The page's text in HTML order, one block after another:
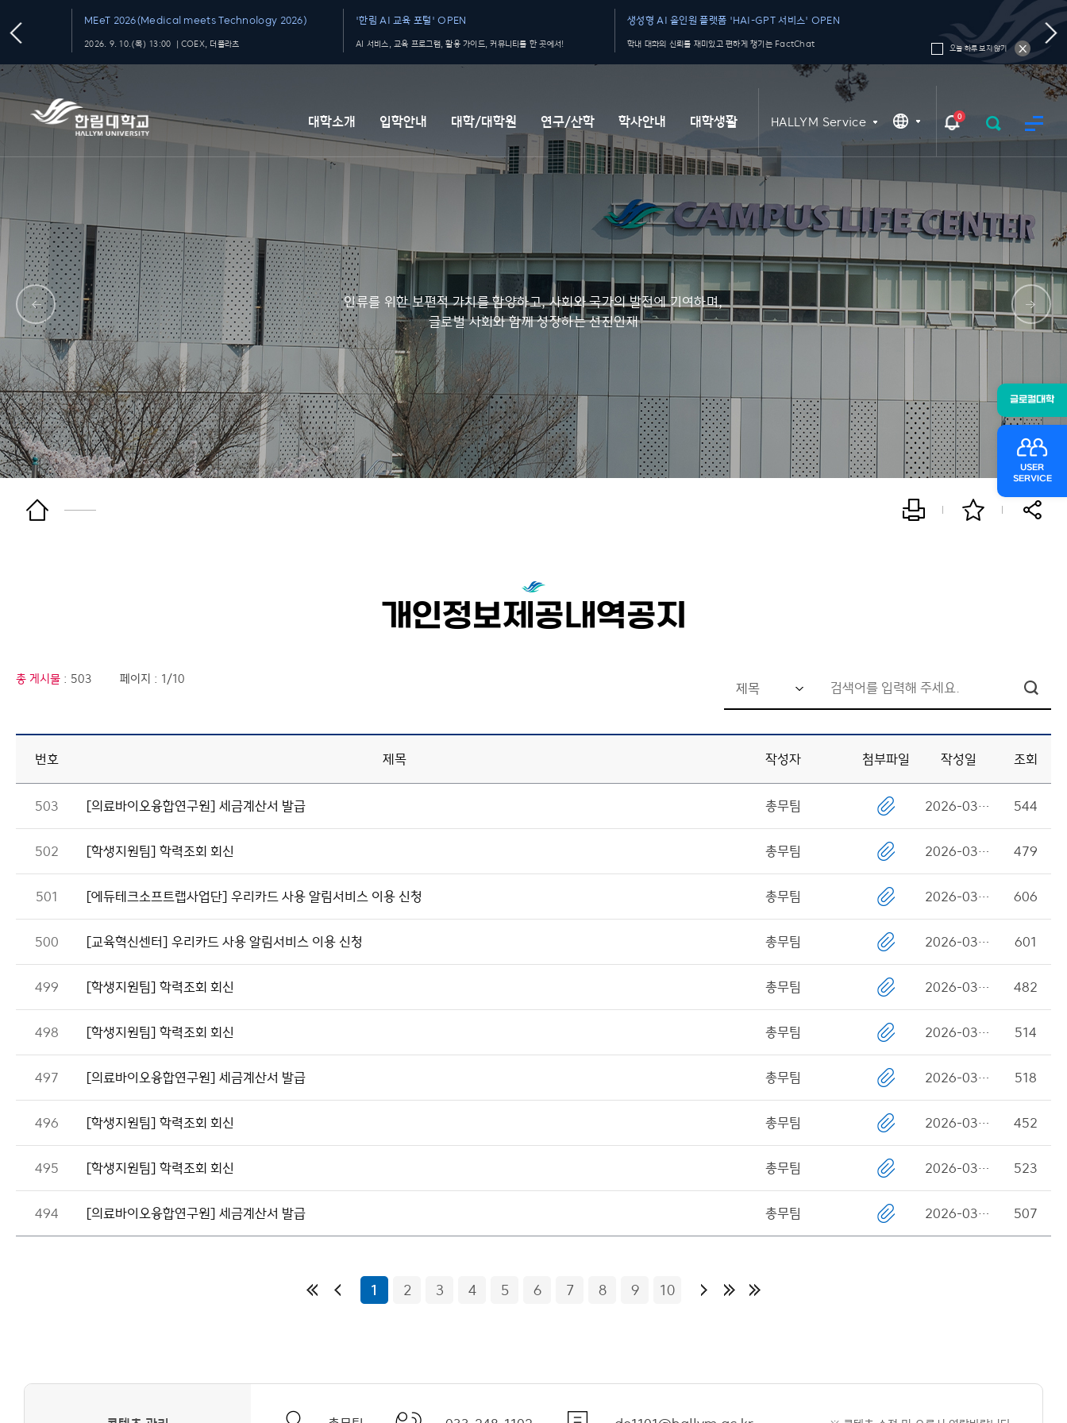
MEeT 2026(Medical meets Technology 2026)
2026. 9. 10.(목) 13:00 ｜COEX, 더플라츠
'한림 AI 교육 포털' OPEN
AI 서비스, 교육 프로그램, 활용 가이드, 커뮤니티를 한 곳에서!
생성형 AI 올인원 플랫폼 'HAI-GPT 서비스' OPEN
학내 대화의 신뢰를 재미있고 편하게 챙기는 FactChat 오늘 하루 보지 않기
대학소개 입학안내 대학/대학원 연구/산학 학사안내 대학생활 HALLYM Service 0
글로컬대학
USER
SERVICE
인류를 위한 보편적 가치를 함양하고, 사회와 국가의 발전에 기여하며,
글로벌 사회와 함께 성장하는 선진인재
개인정보제공내역공지
총 게시물 : 503 페이지 : 1/10
번호 제목 작성자 첨부파일 작성일 조회
503 [의료바이오융합연구원] 세금계산서 발급 총무팀 2026-03-31 544
502 [학생지원팀] 학력조회 회신 총무팀 2026-03-31 479
501 [에듀테크소프트랩사업단] 우리카드 사용 알림서비스 이용 신청 총무팀 2026-03-31 606
500 [교육혁신센터] 우리카드 사용 알림서비스 이용 신청 총무팀 2026-03-31 601
499 [학생지원팀] 학력조회 회신 총무팀 2026-03-31 482
498 [학생지원팀] 학력조회 회신 총무팀 2026-03-31 514
497 [의료바이오융합연구원] 세금계산서 발급 총무팀 2026-03-31 518
496 [학생지원팀] 학력조회 회신 총무팀 2026-03-31 452
495 [학생지원팀] 학력조회 회신 총무팀 2026-03-31 523
494 [의료바이오융합연구원] 세금계산서 발급 총무팀 2026-03-31 507
1 2 3 4 5 6 7 8 9 10